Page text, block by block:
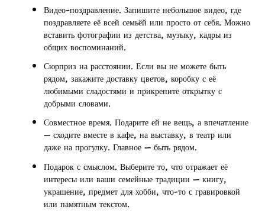
Видео-поздравление. Запишите небольшое видео, где
поздравляете её всей семьёй или просто от себя. Можно
вставить фотографии из детства, музыку, кадры из
общих воспоминаний.
Сюрприз на расстоянии. Если вы не можете быть
рядом, закажите доставку цветов, коробку с её
любимыми сладостями и прикрепите открытку с
добрыми словами.
Совместное время. Подарите ей не вещь, а впечатление
— сходите вместе в кафе, на выставку, в театр или
даже на прогулку. Главное — быть рядом.
Подарок с смыслом. Выберите то, что отражает её
интересы или ваши семейные традиции — книгу,
украшение, предмет для хобби, что-то с гравировкой
или памятным текстом.